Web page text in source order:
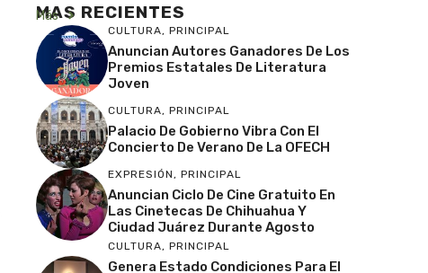
MAS RECIENTES
Más
CULTURA, PRINCIPAL
Anuncian Autores Ganadores De Los
Premios Estatales De Literatura
Joven
CULTURA, PRINCIPAL
Palacio De Gobierno Vibra Con El
Concierto De Verano De La OFECH
EXPRESIÓN, PRINCIPAL
Anuncian Ciclo De Cine Gratuito En
Las Cinetecas De Chihuahua Y
Ciudad Juárez Durante Agosto
CULTURA, PRINCIPAL
Genera Estado Condiciones Para El